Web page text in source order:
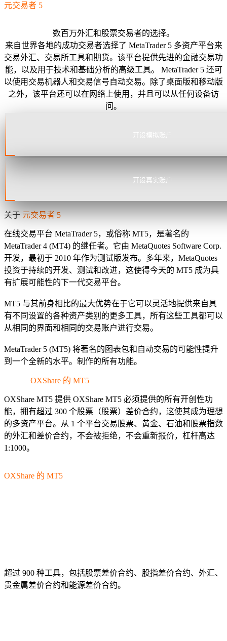
元交易者 5
数百万外汇和股票交易者的选择。
来自世界各地的成功交易者选择了 MetaTrader 5 多资产平台来
交易外汇、交易所工具和期货。该平台提供先进的金融交易功
能，以及用于技术和基础分析的高级工具。 MetaTrader 5 还可
以使用交易机器人和交易信号自动交易。除了桌面版和移动版
之外，该平台还可以在网络上使用，并且可以从任何设备访
问。
开设模拟账户
开设真实账户
关于 元交易者 5
在线交易平台 MetaTrader 5，或俗称 MT5，是著名的
MetaTrader 4 (MT4) 的继任者。它由 MetaQuotes Software Corp.
开发，最初于 2010 年作为测试版发布。多年来，MetaQuotes
投资于持续的开发、测试和改进，这使得今天的 MT5 成为具
有扩展可能性的下一代交易平台。
MT5 与其前身相比的最大优势在于它可以灵活地提供来自具
有不同设置的各种资产类别的更多工具，所有这些工具都可以
从相同的界面和相同的交易账户进行交易。
MetaTrader 5 (MT5) 将著名的图表包和自动交易的可能性提升
到一个全新的水平。制作的所有功能。
OXShare 的 MT5
OXShare MT5 提供 OXShare MT5 必须提供的所有开创性功
能，拥有超过 300 个股票（股票）差价合约，这使其成为理想
的多资产平台。从 1 个平台交易股票、黄金、石油和股票指数
的外汇和差价合约，不会被拒绝，不会重新报价，杠杆高达
1:1000。
OXShare 的 MT5
超过 900 种工具，包括股票差价合约、股指差价合约、外汇、
贵金属差价合约和能源差价合约。